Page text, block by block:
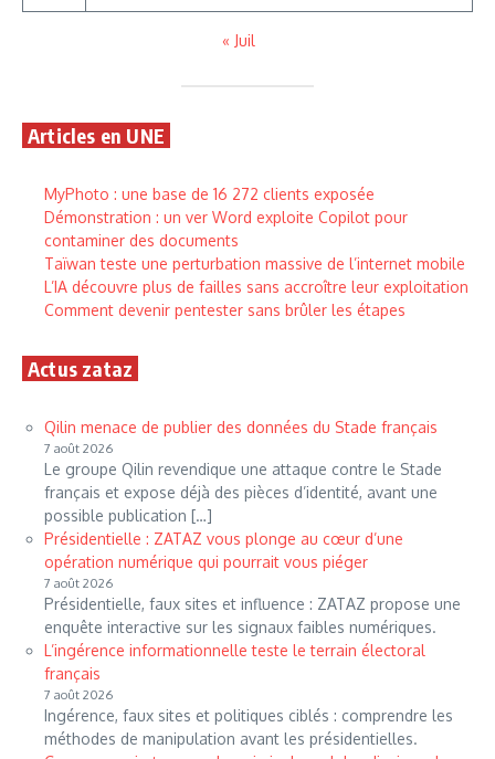
« Juil
Articles en UNE
MyPhoto : une base de 16 272 clients exposée
Démonstration : un ver Word exploite Copilot pour
contaminer des documents
Taïwan teste une perturbation massive de l’internet mobile
L’IA découvre plus de failles sans accroître leur exploitation
Comment devenir pentester sans brûler les étapes
Actus zataz
Qilin menace de publier des données du Stade français
7 août 2026
Le groupe Qilin revendique une attaque contre le Stade
français et expose déjà des pièces d’identité, avant une
possible publication […]
Présidentielle : ZATAZ vous plonge au cœur d’une
opération numérique qui pourrait vous piéger
7 août 2026
Présidentielle, faux sites et influence : ZATAZ propose une
enquête interactive sur les signaux faibles numériques.
L’ingérence informationnelle teste le terrain électoral
français
7 août 2026
Ingérence, faux sites et politiques ciblés : comprendre les
méthodes de manipulation avant les présidentielles.